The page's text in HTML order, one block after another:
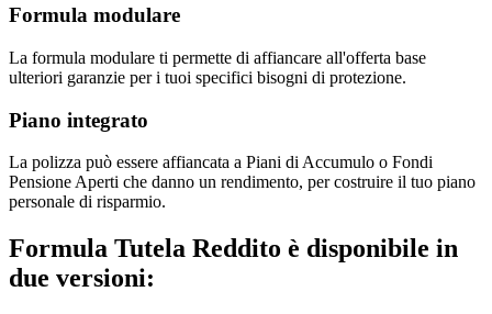
Formula modulare
La formula modulare ti permette di affiancare all'offerta base
ulteriori garanzie per i tuoi specifici bisogni di protezione.
Piano integrato
La polizza può essere affiancata a Piani di Accumulo o Fondi
Pensione Aperti che danno un rendimento, per costruire il tuo piano
personale di risparmio.
Formula Tutela Reddito è disponibile in
due versioni: